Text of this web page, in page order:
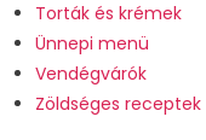
Torták és krémek
Ünnepi menü
Vendégvárók
Zöldséges receptek